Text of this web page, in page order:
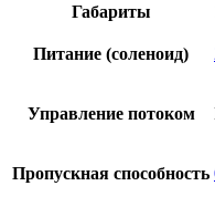
Габариты
Питание (соленоид)
Управление потоком
Пропускная способность